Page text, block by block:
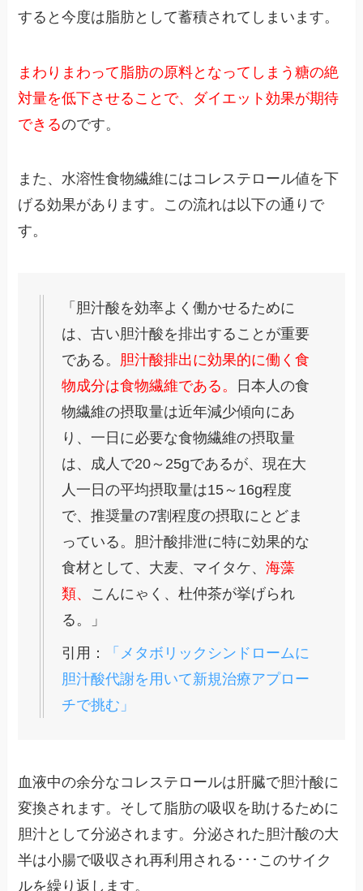
すると今度は脂肪として蓄積されてしまいます。
まわりまわって脂肪の原料となってしまう糖の絶
対量を低下させることで、ダイエット効果が期待
できるのです。
また、水溶性食物繊維にはコレステロール値を下
げる効果があります。この流れは以下の通りで
す。
「胆汁酸を効率よく働かせるために
は、古い胆汁酸を排出することが重要
である。 胆汁酸排出に効果的に働く食
物成分は食物繊維である。
日本人の食
物繊維の摂取量は近年減少傾向にあ
り、一日に必要な食物繊維の摂取量
は、成人で20～25gであるが、現在大
人一日の平均摂取量は15～16g程度
で、推奨量の7割程度の摂取にとどま
っている。胆汁酸排泄に特に効果的な
食材として、大麦、マイタケ、海藻
類、 こんにゃく、杜仲茶が挙げられ
る。」
引用：
「メタボリックシンドロームに
胆汁酸代謝を用いて新規治療アプロー
チで挑む」
血液中の余分なコレステロールは肝臓で胆汁酸に
変換されます。そして脂肪の吸収を助けるために
胆汁として分泌されます。分泌された胆汁酸の大
半は小腸で吸収され再利用される･･･このサイク
ルを繰り返します。